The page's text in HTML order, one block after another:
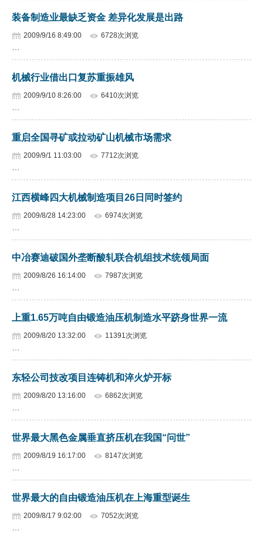
装备制造业最缺乏资金 差异化发展是出路
2009/9/16 8:49:00 6728次浏览
机械行业借出口复苏重振雄风
2009/9/10 8:26:00 6410次浏览
重启全国寻矿或拉动矿山机械市场需求
2009/9/1 11:03:00 7712次浏览
江西横峰四大机械制造项目26日同时签约
2009/8/28 14:23:00 6974次浏览
中冶赛迪破国外垄断酸轧联合机组技术统领局面
2009/8/26 16:14:00 7987次浏览
上重1.65万吨自由锻造油压机制造水平跻身世界一流
2009/8/20 13:32:00 11391次浏览
东轻公司技改项目连铸机和淬火炉开标
2009/8/20 13:16:00 6862次浏览
世界最大黑色金属垂直挤压机在我国“问世”
2009/8/19 16:17:00 8147次浏览
世界最大的自由锻造油压机在上海重型诞生
2009/8/17 9:02:00 7052次浏览